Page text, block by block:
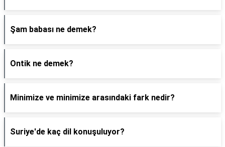
Şam babası ne demek?
Ontik ne demek?
Minimize ve minimize arasındaki fark nedir?
Suriye'de kaç dil konuşuluyor?